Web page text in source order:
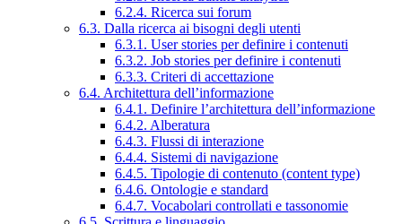
6.2.4. Ricerca sui forum
6.3. Dalla ricerca ai bisogni degli utenti
6.3.1. User stories per definire i contenuti
6.3.2. Job stories per definire i contenuti
6.3.3. Criteri di accettazione
6.4. Architettura dell’informazione
6.4.1. Definire l’architettura dell’informazione
6.4.2. Alberatura
6.4.3. Flussi di interazione
6.4.4. Sistemi di navigazione
6.4.5. Tipologie di contenuto (content type)
6.4.6. Ontologie e standard
6.4.7. Vocabolari controllati e tassonomie